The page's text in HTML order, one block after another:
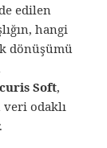
edilen
hangi
dönüşümü
Soft,
veri odaklı